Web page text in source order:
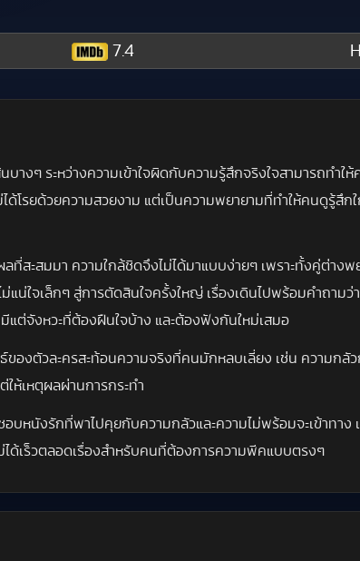
7.4
บางๆ ระหว่างความเข้าใจผิดกับความรู้สึกจริงใจสามารถทำใ
ด้โรยด้วยความสวยงาม แต่เป็นความพยายามที่ทำให้คนดูรู้สึ
สะสมมา ความใกล้ชิดจึงไม่ได้มาแบบง่ายๆ เพราะทั้งคู่ต่าง
แน่ใจเล็กๆ สู่การตัดสินใจครั้งใหญ่ เรื่องเดินไปพร้อมคำถามว่
แต่จังหวะที่ต้องฝืนใจบ้าง และต้องฟังกันใหม่เสมอ
องตัวละครสะท้อนความจริงที่คนมักหลบเลี่ยง เช่น ความกลั
ห้เหตุผลผ่านการกระทำ
บหนังรักที่พาไปคุยกับความกลัวและความไม่พร้อมจะเข้าทาง
ได้เร็วตลอดเรื่องสำหรับคนที่ต้องการความพีคแบบตรงๆ